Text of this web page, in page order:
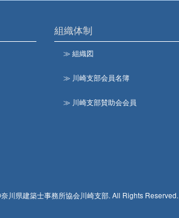
組織体制
≫ 組織図
≫ 川崎支部会員名簿
≫ 川崎支部賛助会会員
川県建築士事務所協会川崎支部. All Rights Reserved.